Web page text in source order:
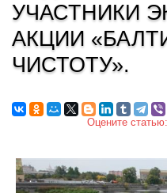
УЧАСТНИКИ
АКЦИИ
ЧИСТОТУ».
Оцените